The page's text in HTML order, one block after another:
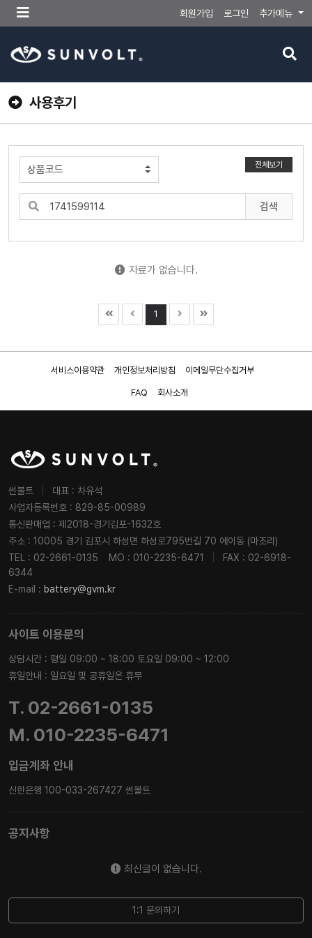
메
뉴
튼
회원가입 로그인 추가메뉴
검
버
사용후기
전체보기
검색
자료가 없습니다.
1
서비스이용약관 개인정보처리방침 이메일무단수집거부
FAQ 회사소개
썬볼트
대표 : 차유석
사업자등록번호 : 829-85-00989
통신판매업 : 제2018-경기김포-1632호
주소 : 10005 경기 김포시 하성면 하성로795번길 70 에이동 (마조리)
TEL : 02-2661-0135
MO : 010-2235-6471
FAX : 02-6918-
6344
E-mail : battery@gvm.kr
사이트 이용문의
상담시간 : 평일 09:00 ~ 18:00 토요일 09:00 ~ 12:00
휴일안내 : 일요일 및 공휴일은 휴무
T. 02-2661-0135
M. 010-2235-6471
입금계좌 안내
신한은행 100-033-267427 썬볼트
공지사항
최신글이 없습니다.
1:1 문의하기